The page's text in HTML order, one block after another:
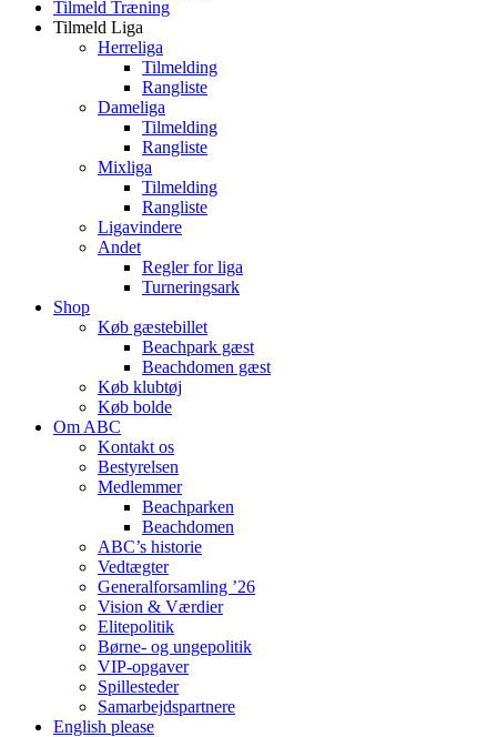
Tilmeld Træning
Tilmeld Liga
Herreliga
Tilmelding
Rangliste
Dameliga
Tilmelding
Rangliste
Mixliga
Tilmelding
Rangliste
Ligavindere
Andet
Regler for liga
Turneringsark
Shop
Køb gæstebillet
Beachpark gæst
Beachdomen gæst
Køb klubtøj
Køb bolde
Om ABC
Kontakt os
Bestyrelsen
Medlemmer
Beachparken
Beachdomen
ABC’s historie
Vedtægter
Generalforsamling ’26
Vision & Værdier
Elitepolitik
Børne- og ungepolitik
VIP-opgaver
Spillesteder
Samarbejdspartnere
English please